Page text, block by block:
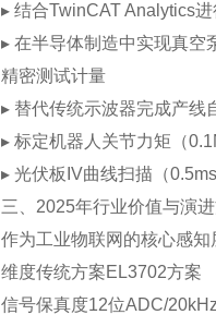
▸ 结合TwinCAT Analytics
▸ 在半导体制造中实现真空
‌精密测试计量‌
▸ 替代传统示波器完成产线
▸ 标定机器人关节力矩（
▸ 光伏板IV曲线扫描（
三、2025年行业价值与演
作为工业物联网的核心感知
维度传统方案EL3702方案
信号保真度12位ADC/